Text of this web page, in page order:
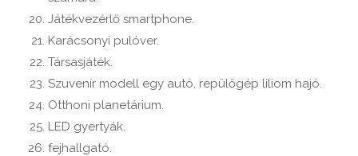
Játékvezérlő smartphone.
Karácsonyi pulóver.
Társasjáték.
Szuvenír modell egy autó, repülőgép liliom hajó.
Otthoni planetárium.
LED gyertyák.
fejhallgató.